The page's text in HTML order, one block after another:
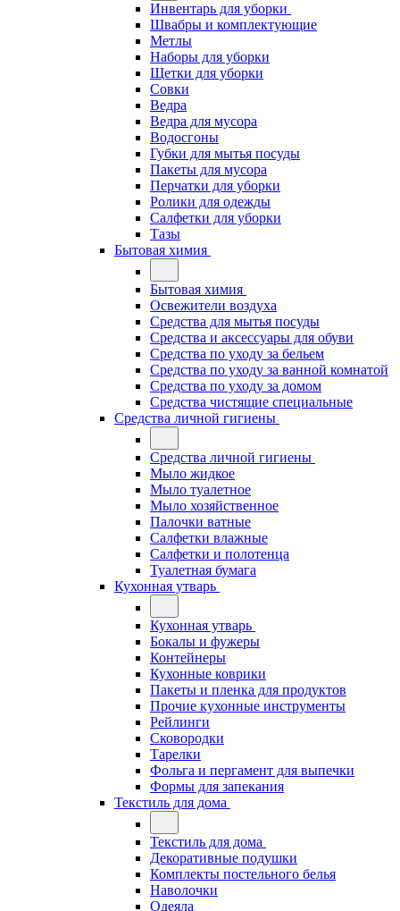
Инвентарь для уборки
Швабры и комплектующие
Метлы
Наборы для уборки
Щетки для уборки
Совки
Ведра
Ведра для мусора
Водосгоны
Губки для мытья посуды
Пакеты для мусора
Перчатки для уборки
Ролики для одежды
Салфетки для уборки
Тазы
Бытовая химия
Бытовая химия
Освежители воздуха
Средства для мытья посуды
Средства и аксессуары для обуви
Средства по уходу за бельем
Средства по уходу за ванной комнатой
Средства по уходу за домом
Средства чистящие специальные
Средства личной гигиены
Средства личной гигиены
Мыло жидкое
Мыло туалетное
Мыло хозяйственное
Палочки ватные
Салфетки влажные
Салфетки и полотенца
Туалетная бумага
Кухонная утварь
Кухонная утварь
Бокалы и фужеры
Контейнеры
Кухонные коврики
Пакеты и пленка для продуктов
Прочие кухонные инструменты
Рейлинги
Сковородки
Тарелки
Фольга и пергамент для выпечки
Формы для запекания
Текстиль для дома
Текстиль для дома
Декоративные подушки
Комплекты постельного белья
Наволочки
Одеяла